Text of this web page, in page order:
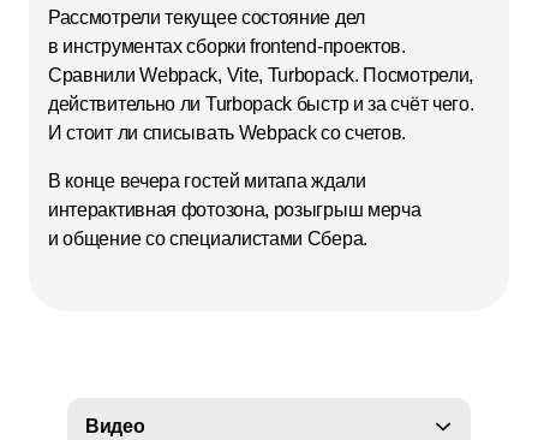
Рассмотрели текущее состояние дел
в инструментах сборки frontend‑проектов.
Сравнили Webpack, Vite, Turbopack. Посмотрели,
действительно ли Turbopack быстр и за счёт чего.
И стоит ли списывать Webpack со счетов.
В конце вечера гостей митапа ждали
интерактивная фотозона, розыгрыш мерча
и общение со специалистами Сбера.
Видео